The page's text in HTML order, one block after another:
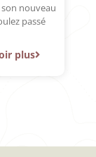
nouveau
passé
plus